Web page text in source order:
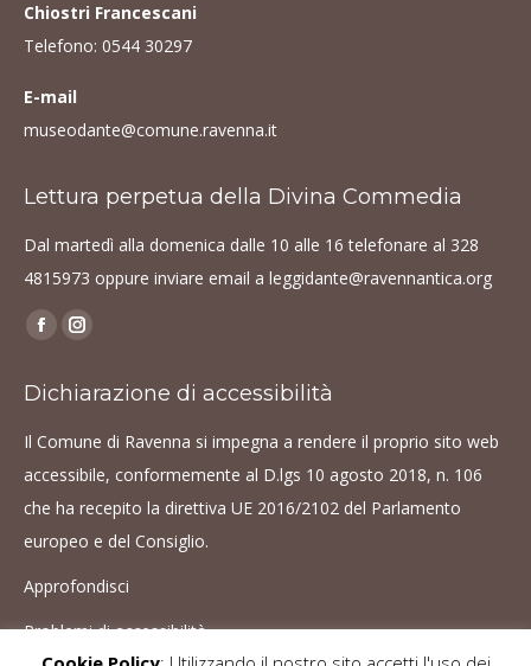
Chiostri Francescani
Telefono: 0544 30297
E-mail
museodante@comune.ravenna.it
Lettura perpetua della Divina Commedia
Dal martedì alla domenica dalle 10 alle 16 telefonare al 328
4815973 oppure inviare email a leggidante@ravennantica.org
Find us on:
Facebook
opens
Instagram
opens
Dichiarazione di accessibilità
Il Comune di Ravenna si impegna a rendere il proprio sito web
accessibile, conformemente al D.lgs 10 agosto 2018, n. 106
che ha recepito la direttiva UE 2016/2102 del Parlamento
europeo e del Consiglio.
Approfondisci
Problemi di accessibilità